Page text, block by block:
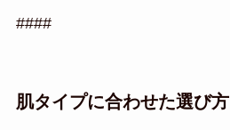
####
肌タイプに合わせた選び方